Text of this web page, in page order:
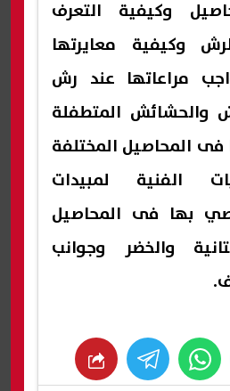
وكيفية التعرف
وكيفية معايرتها
مراعاتها عند رش
والحشائش المتطفلة
المحاصيل المختلفة
الفنية لمبيدات
بها فى المحاصيل
والخضر وجوانب
whats